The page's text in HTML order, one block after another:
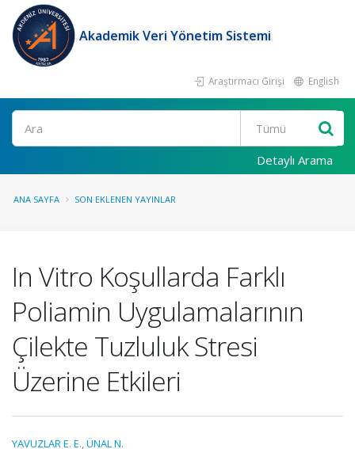
Akademik Veri Yönetim Sistemi
Araştırmacı Girişi English
Ara
Detaylı Arama
ANA SAYFA SON EKLENEN YAYINLAR
In Vitro Koşullarda Farklı
Poliamin Uygulamalarının
Çilekte Tuzluluk Stresi
Üzerine Etkileri
YAVUZLAR E. E.,ÜNAL N.